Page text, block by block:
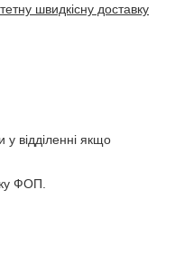
швидкісну доставку
відділенні якщо
ФОП.